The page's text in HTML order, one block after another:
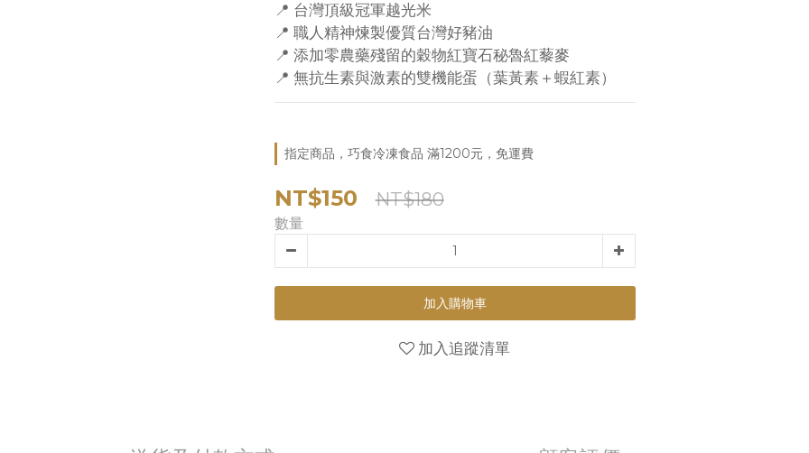
📍 台灣頂級冠軍越光米
📍 職人精神煉製優質台灣好豬油
📍 添加零農藥殘留的穀物紅寶石秘魯紅藜麥
📍 無抗生素與激素的雙機能蛋（葉黃素＋蝦紅素）
指定商品，巧食冷凍食品 滿1200元，免運費
NT$150 NT$180
數量
加入購物車
加入追蹤清單